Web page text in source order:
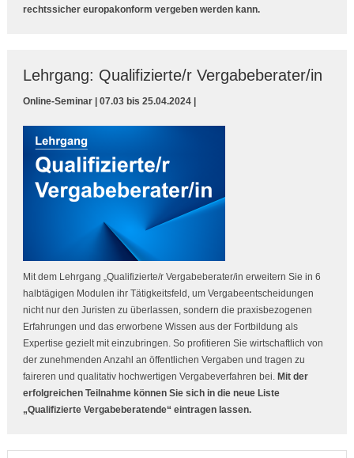
rechtssicher europakonform vergeben werden kann.
Lehrgang: Qualifizierte/r Vergabeberater/in
Online-Seminar | 07.03 bis 25.04.2024 |
Mit dem Lehrgang „Qualifizierte/r Vergabeberater/in erweitern Sie in 6
halbtägigen Modulen ihr Tätigkeitsfeld, um Vergabeentscheidungen
nicht nur den Juristen zu überlassen, sondern die praxisbezogenen
Erfahrungen und das erworbene Wissen aus der Fortbildung als
Expertise gezielt mit einzubringen. So profitieren Sie wirtschaftlich von
der zunehmenden Anzahl an öffentlichen Vergaben und tragen zu
faireren und qualitativ hochwertigen Vergabeverfahren bei. Mit der
erfolgreichen Teilnahme können Sie sich in die neue Liste
„Qualifizierte Vergabeberatende“ eintragen lassen.